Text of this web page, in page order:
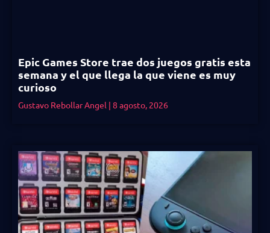
Epic Games Store trae dos juegos gratis esta
semana y el que llega la que viene es muy
curioso
Gustavo Rebollar Angel 8 agosto, 2026